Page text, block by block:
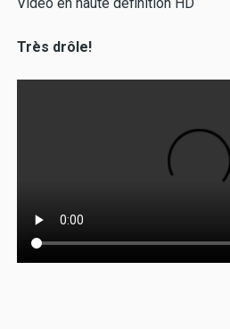
Vidéo en haute définition HD
Très drôle!